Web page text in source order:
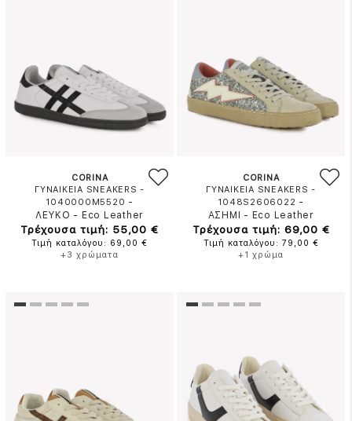
CORINA
ΓΥΝΑΙΚΕΙΑ SNEAKERS -
1040000M5520 -
ΛΕΥΚΟ - Eco Leather
Τρέχουσα τιμή: 55,00 €
Τιμή καταλόγου: 69,00 €
+3 χρώματα
CORINA
ΓΥΝΑΙΚΕΙΑ SNEAKERS -
1048S2606022 -
ΑΣΗΜΙ
- Eco Leather
Τρέχουσα τιμή: 69,00 €
Τιμή καταλόγου: 79,00 €
+1 χρώμα